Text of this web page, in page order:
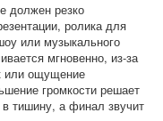
должен резко
ролика для
или музыкального
мгновенно, из-за
или ощущение
громкости решает
тишину, а финал звучит